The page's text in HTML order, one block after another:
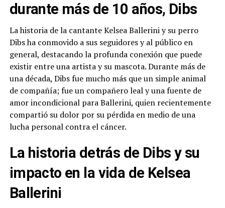
durante más de 10 años, Dibs
La historia de la cantante Kelsea Ballerini y su perro
Dibs ha conmovido a sus seguidores y al público en
general, destacando la profunda conexión que puede
existir entre una artista y su mascota. Durante más de
una década, Dibs fue mucho más que un simple animal
de compañía; fue un compañero leal y una fuente de
amor incondicional para Ballerini, quien recientemente
compartió su dolor por su pérdida en medio de una
lucha personal contra el cáncer.
La historia detrás de Dibs y su
impacto en la vida de Kelsea
Ballerini